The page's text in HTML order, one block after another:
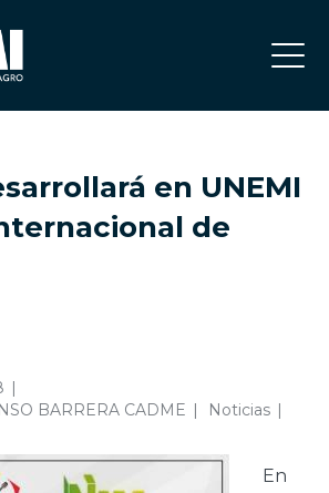
en UNEMI
de
BARRERA CADME
Noticias
En